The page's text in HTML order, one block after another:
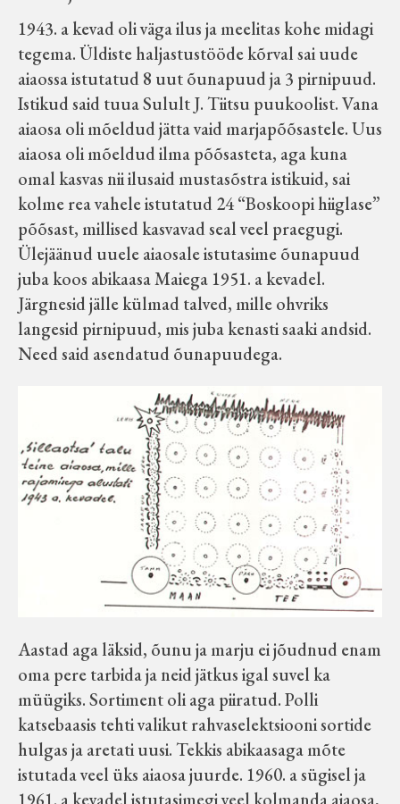
1943. a kevad oli väga ilus ja meelitas kohe midagi
tegema. Üldiste haljastustööde kõrval sai uude
aiaossa istutatud 8 uut õunapuud ja 3 pirnipuud.
Istikud said tuua Sulult J. Tiitsu puukoolist. Vana
aiaosa oli mõeldud jätta vaid marjapõõsastele. Uus
aiaosa oli mõeldud ilma põõsasteta, aga kuna
omal kasvas nii ilusaid mustasõstra istikuid, sai
kolme rea vahele istutatud 24 “Boskoopi hiiglase”
põõsast, millised kasvavad seal veel praegugi.
Ülejäänud uuele aiaosale istutasime õunapuud
juba koos abikaasa Maiega 1951. a kevadel.
Järgnesid jälle külmad talved, mille ohvriks
langesid pirnipuud, mis juba kenasti saaki andsid.
Need said asendatud õunapuudega.
Aastad aga läksid, õunu ja marju ei jõudnud enam
oma pere tarbida ja neid jätkus igal suvel ka
müügiks. Sortiment oli aga piiratud. Polli
katsebaasis tehti valikut rahvaselektsiooni sortide
hulgas ja aretati uusi. Tekkis abikaasaga mõte
istutada veel üks aiaosa juurde. 1960. a sügisel ja